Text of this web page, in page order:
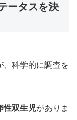
ータスを決
、科学的に調査を
性双生児がありま